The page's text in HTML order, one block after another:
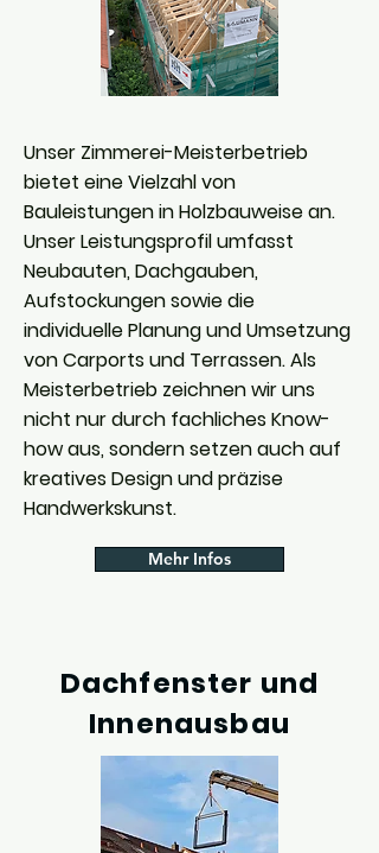
Unser Zimmerei-Meisterbetrieb
bietet eine Vielzahl von
Bauleistungen in Holzbauweise an.
Unser Leistungsprofil umfasst
Neubauten, Dachgauben,
Aufstockungen sowie die
individuelle Planung und Umsetzung
von Carports und Terrassen. Als
Meisterbetrieb zeichnen wir uns
nicht nur durch fachliches Know-
how aus, sondern setzen auch auf
kreatives Design und präzise
Handwerkskunst.
Mehr Infos
Dachfenster und
Innenausbau